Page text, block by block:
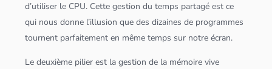
d’utiliser le CPU. Cette gestion du temps partagé est ce
qui nous donne l’illusion que des dizaines de programmes
tournent parfaitement en même temps sur notre écran.
Le deuxième pilier est la gestion de la mémoire vive